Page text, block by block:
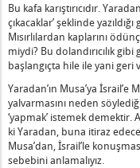
Sonu Düzlük Olan
Varım, Sen de
Kralımız Yok" Ne
Şükredin"
Geliyor?
Zambak" Nedir?
Kutsal Olan Yoktur,
Bu kafa karıştırıcıdır.
çıkacaklar’ şeklinde
Mısırlılardan kaplarını
miydi? Bu dolandırıcılık
başlangıçta hile ile yani
Yaradan’ın Musa’ya İsrail’e
yalvarmasını neden
‘yapmak’ istemek
ki Yaradan, buna itiraz
Musa’dan, İsrail’le
sebebini anlamalıyız.